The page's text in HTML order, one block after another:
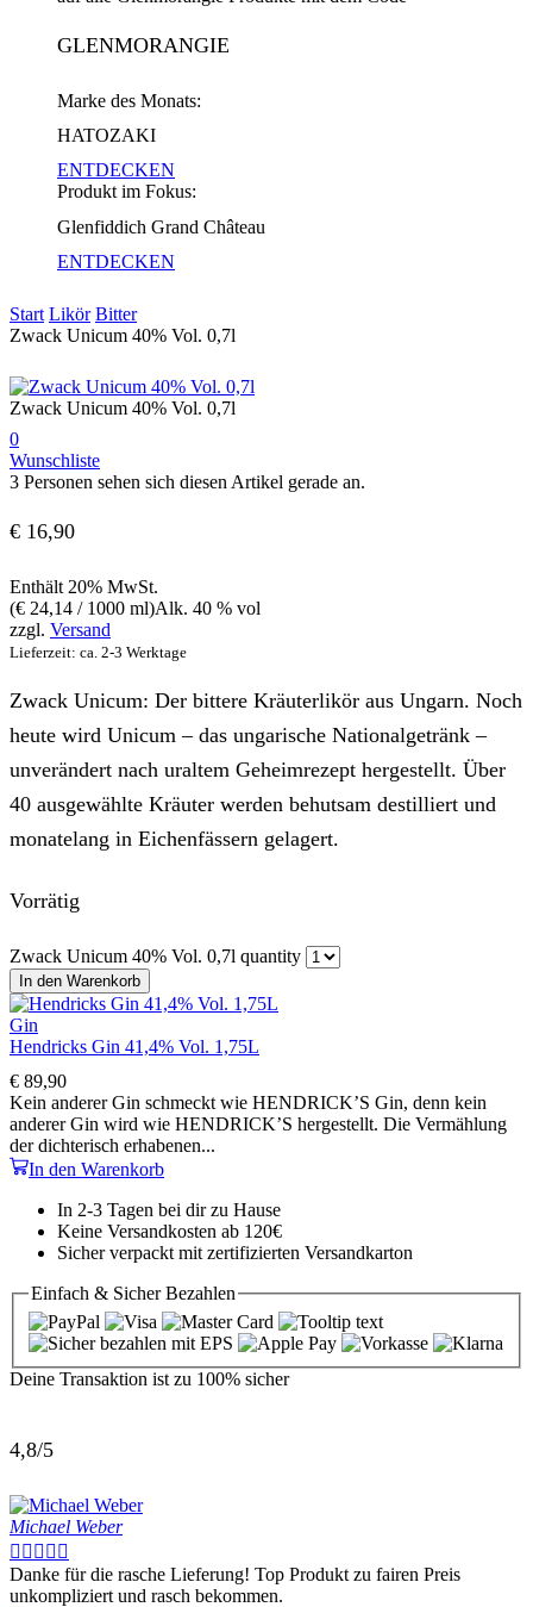
GLENMORANGIE
Marke des Monats:
HATOZAKI
ENTDECKEN
Produkt im Fokus:
Glenfiddich Grand Château
ENTDECKEN
Start Likör Bitter
Zwack Unicum 40% Vol. 0,7l
Zwack Unicum 40% Vol. 0,7l
0
Wunschliste
3 Personen sehen sich diesen Artikel gerade an.
€ 16,90
Enthält 20% MwSt.
(€ 24,14 / 1000 ml)Alk. 40 % vol
zzgl. Versand
Lieferzeit: ca. 2-3 Werktage
Zwack Unicum: Der bittere Kräuterlikör aus Ungarn. Noch
heute wird Unicum – das ungarische Nationalgetränk –
unverändert nach uraltem Geheimrezept hergestellt. Über
40 ausgewählte Kräuter werden behutsam destilliert und
monatelang in Eichenfässern gelagert.
Vorrätig
Zwack Unicum 40% Vol. 0,7l quantity
In den Warenkorb
Gin
Hendricks Gin 41,4% Vol. 1,75L
€ 89,90
Kein anderer Gin schmeckt wie HENDRICK’S Gin, denn kein
anderer Gin wird wie HENDRICK’S hergestellt. Die Vermählung
der dichterisch erhabenen...
In den Warenkorb
In 2-3 Tagen bei dir zu Hause
Keine Versandkosten ab 120€
Sicher verpackt mit zertifizierten Versandkarton
Einfach & SicherBezahlen
Deine Transaktion ist zu 100% sicher
4,8/5
Michael Weber
    
Danke für die rasche Lieferung! Top Produkt zu fairen Preis
unkompliziert und rasch bekommen.